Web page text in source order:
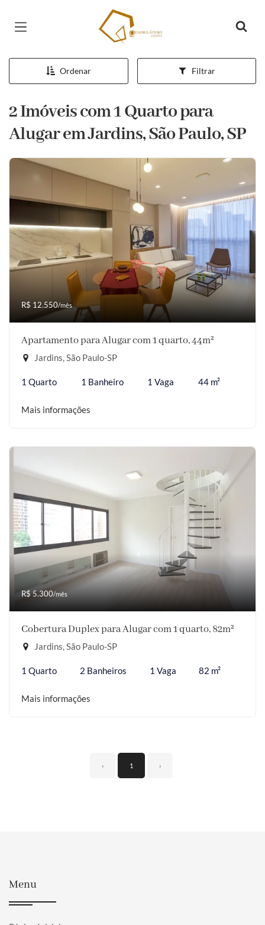
Página inicial
Ordenar Filtrar
2 Imóveis com 1 Quarto para
Alugar em Jardins, São Paulo, SP
R$ 12.550/mês
Apartamento para Alugar com 1 quarto, 44m²
Jardins, São Paulo-SP
1 Quarto 1 Banheiro 1 Vaga 44 m²
Mais informações
R$ 5.300/mês
Cobertura Duplex para Alugar com 1 quarto, 82m²
Jardins, São Paulo-SP
1 Quarto 2 Banheiros 1 Vaga 82 m²
Mais informações
‹ 1 ›
Menu